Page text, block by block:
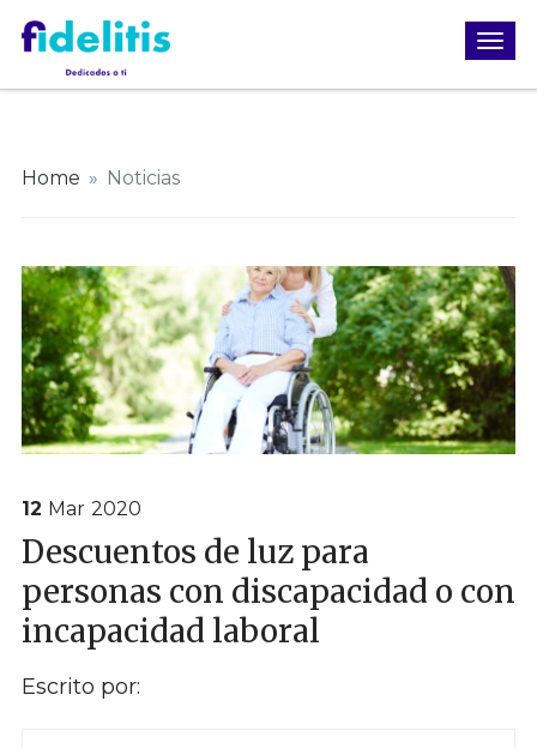
Home » Noticias
12 Mar 2020
Descuentos de luz para
personas con discapacidad o con
incapacidad laboral
Escrito por: